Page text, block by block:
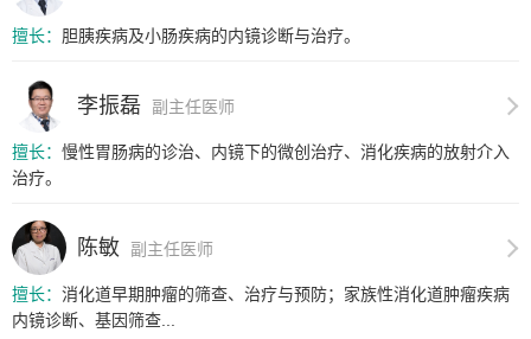
擅长： 胆胰疾病及小肠疾病的内镜诊断与治疗。
李振磊 副主任医师
擅长： 慢性胃肠病的诊治、内镜下的微创治疗、消化疾病的放射介入
治疗。
陈敏 副主任医师
擅长： 消化道早期肿瘤的筛查、治疗与预防；家族性消化道肿瘤疾病
内镜诊断、基因筛查...